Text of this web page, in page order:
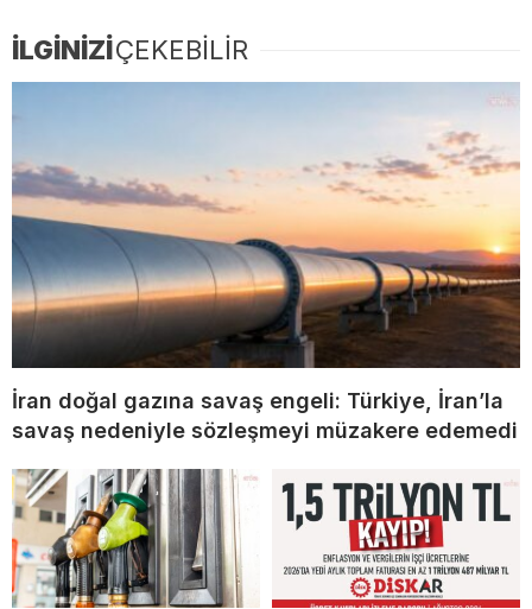
İLGİNİZİÇEKEBİLİR
İran doğal gazına savaş engeli: Türkiye, İran’la
savaş nedeniyle sözleşmeyi müzakere edemedi